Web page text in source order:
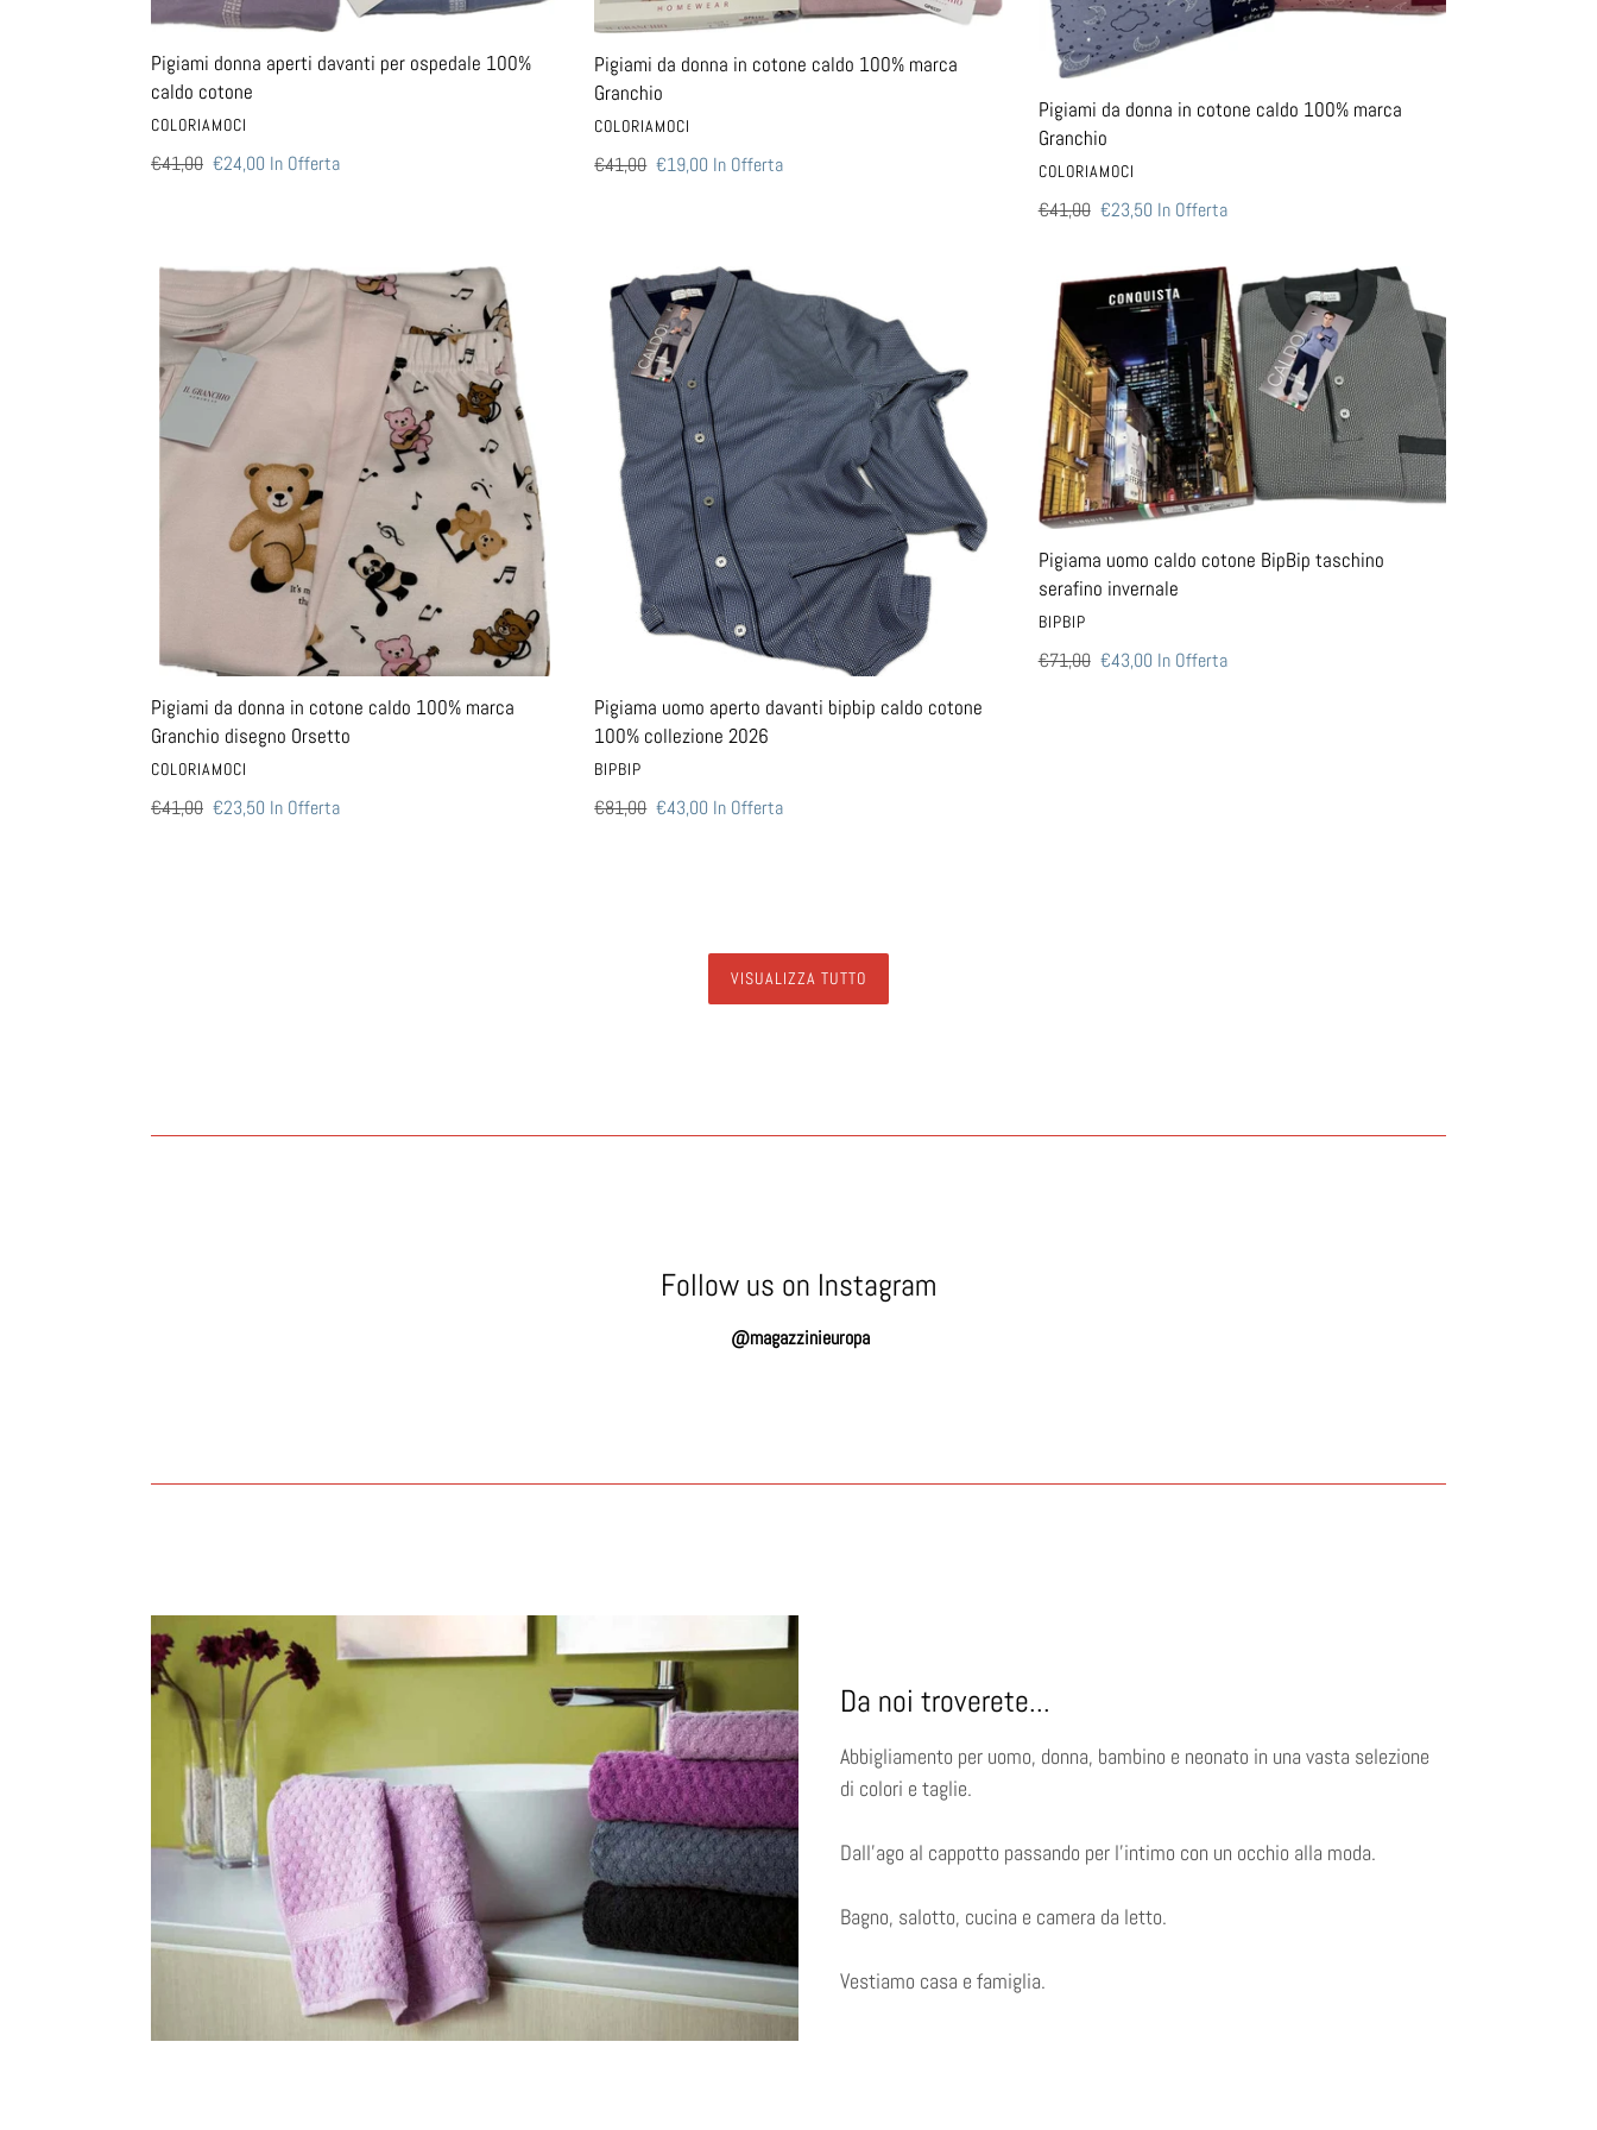
cotone
Pigiami donna aperti davanti per ospedale 100%
caldo cotone
VENDITORE
COLORIAMOCI
Prezzo
€41,00 Prezzo
€24,00 In Offerta
Granchio
Pigiami da donna in cotone caldo 100% marca
Granchio
VENDITORE
COLORIAMOCI
Prezzo
€41,00 Prezzo
€19,00 In Offerta
Granchio
Pigiami da donna in cotone caldo 100% marca
Granchio
VENDITORE
COLORIAMOCI
Prezzo
€41,00 Prezzo
€23,50 In Offerta
Pigiami
da
donna
in
cotone
caldo
100%
Pigiami da donna in cotone caldo 100% marca
Granchio disegno Orsetto
VENDITORE
COLORIAMOCI
Prezzo
€41,00 Prezzo
€23,50 In Offerta
Pigiama
uomo
aperto
davanti
bipbip
caldo
cotone
100%
collezione
2026
Pigiama uomo aperto davanti bipbip caldo cotone
100% collezione 2026
VENDITORE
BIPBIP
Prezzo
€81,00 Prezzo
€43,00 In Offerta
Pigiama
uomo
caldo
cotone
BipBip
taschino
serafino
invernale
Pigiama uomo caldo cotone BipBip taschino
serafino invernale
VENDITORE
BIPBIP
Prezzo
€71,00 Prezzo
€43,00 In Offerta
VISUALIZZA TUTTO
Follow us on Instagram
@magazzinieuropa
Da noi troverete...
Abbigliamento per uomo, donna, bambino e neonato in una vasta selezione
di colori e taglie.
Dall'ago al cappotto passando per l'intimo con un occhio alla moda.
Bagno, salotto, cucina e camera da letto.
Vestiamo casa e famiglia.